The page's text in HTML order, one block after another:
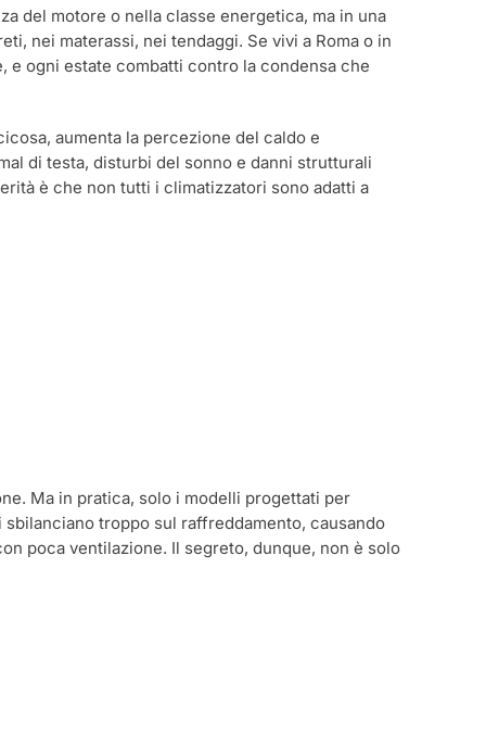
del motore o nella classe energetica, ma in una
nei materassi, nei tendaggi. Se vivi a Roma o in
e ogni estate combatti contro la condensa che
aumenta la percezione del caldo e
di testa, disturbi del sonno e danni strutturali
è che non tutti i climatizzatori sono adatti a
Ma in pratica, solo i modelli progettati per
troppo sul raffreddamento, causando
poca ventilazione. Il segreto, dunque, non è solo